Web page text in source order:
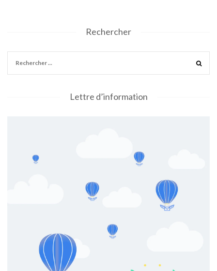
Rechercher
Lettre d’information